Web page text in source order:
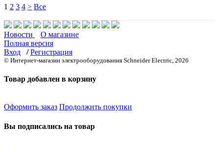
1 2 3 4 > Все
Новости
О магазине
Полная версия
Вход
/ Регистрация
© Интернет-магазин электрооборудования Schneider Electric, 2026
Товар добавлен в корзину
Оформить заказ Продолжить покупки
Вы подписались на товар